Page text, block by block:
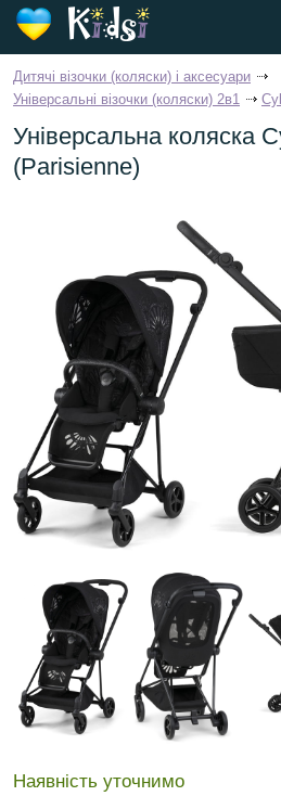
Дитячі візочки (коляски) і аксесуари
Універсальні візочки (коляски) 2в1
Універсальна коляска
(Parisienne)
Наявність уточнимо